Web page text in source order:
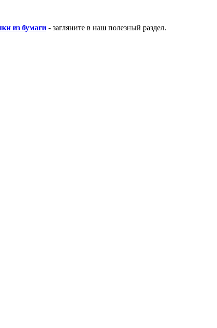
из бумаги - загляните в наш полезный раздел.